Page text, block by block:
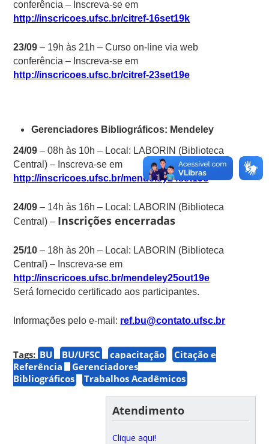
conferência – Inscreva-se em
http://inscricoes.ufsc.br/citref-16set19k
23/09 – 19h às 21h – Curso on-line via web
conferência – Inscreva-se em
http://inscricoes.ufsc.br/citref-23set19e
Gerenciadores Bibliográficos: Mendeley
24/09 – 08h às 10h – Local: LABORIN (Biblioteca
Central) – Inscreva-se em
http://inscricoes.ufsc.br/mendeley24set19c
24/09 – 14h às 16h – Local: LABORIN (Biblioteca
Central) – Inscrições encerradas
25/10 – 18h às 20h – Local: LABORIN (Biblioteca
Central) – Inscreva-se em
http://inscricoes.ufsc.br/mendeley25out19e
Será fornecido certificado aos participantes.
Informações pelo e-mail: ref.bu@contato.ufsc.br
Tags: BU BU/UFSC capacitação
Citação e
Referência
Gerenciadores
Bibliográficos
Trabalhos Acadêmicos
Atendimento
Clique aqui!